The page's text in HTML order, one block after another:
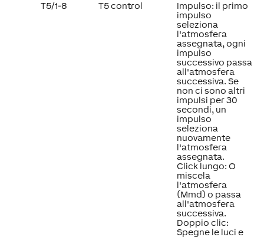
T5/1-8
T5 control
Impulso: il primo
impulso
seleziona
l'atmosfera
assegnata, ogni
impulso
successivo passa
all'atmosfera
successiva. Se
non ci sono altri
impulsi per 30
secondi, un
impulso
seleziona
nuovamente
l'atmosfera
assegnata.
Click lungo: O
miscela
l'atmosfera
(Mmd) o passa
all'atmosfera
successiva.
Doppio clic:
Spegne le luci e